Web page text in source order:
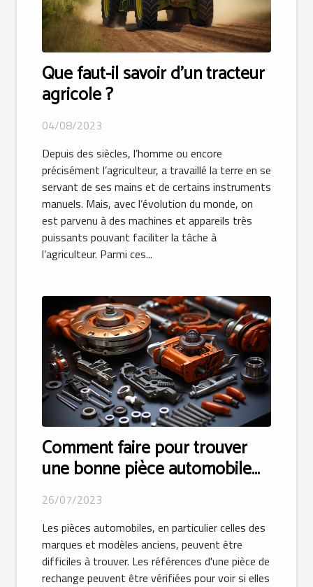
Que faut-il savoir d’un tracteur
agricole ?
04/08/2023
Depuis des siècles, l’homme ou encore
précisément l’agriculteur, a travaillé la terre en se
servant de ses mains et de certains instruments
manuels. Mais, avec l’évolution du monde, on
est parvenu à des machines et appareils très
puissants pouvant faciliter la tâche à
l’agriculteur. Parmi ces...
Comment faire pour trouver
une bonne pièce automobile
appropriée ?
26/07/2023
Les pièces automobiles, en particulier celles des
marques et modèles anciens, peuvent être
difficiles à trouver. Les références d'une pièce de
rechange peuvent être vérifiées pour voir si elles